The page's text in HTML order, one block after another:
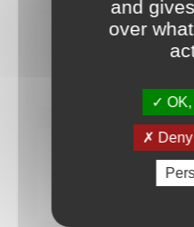
and
over
OK,